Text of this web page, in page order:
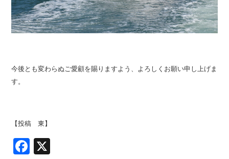
今後とも変わらぬご愛顧を賜りますよう、よろしくお願い申し上げま
す。
【投稿 東】
Facebook